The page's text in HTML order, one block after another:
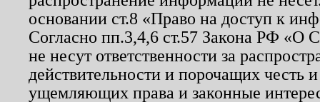
основании ст.8 «Право на доступ к
Согласно пп.3,4,6 ст.57 Закона РФ «О
не несут ответственности за
действительности и порочащих честь
ущемляющих права и законные